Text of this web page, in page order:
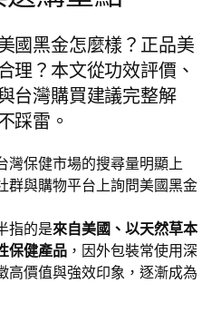
國黑金怎麼樣？正品美
理？本文從功效評價、
台灣購買建議完整解
踩雷。
灣保健市場的搜尋量明顯上
群與購物平台上詢問美國黑金
指的是來自美國、以天然草本
保健產品 ，因外包裝常使用深
高價值與強效印象，逐漸成為